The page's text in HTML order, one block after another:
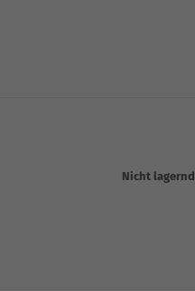
Nicht lagernd